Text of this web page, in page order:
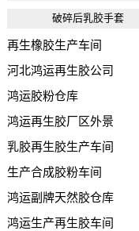
破碎后乳胶手套
再生橡胶生产车间
河北鸿运再生胶公司
鸿运胶粉仓库
鸿运再生胶厂区外景
乳胶再生胶生产车间
生产合成胶粉车间
鸿运副牌天然胶仓库
鸿运生产再生胶车间